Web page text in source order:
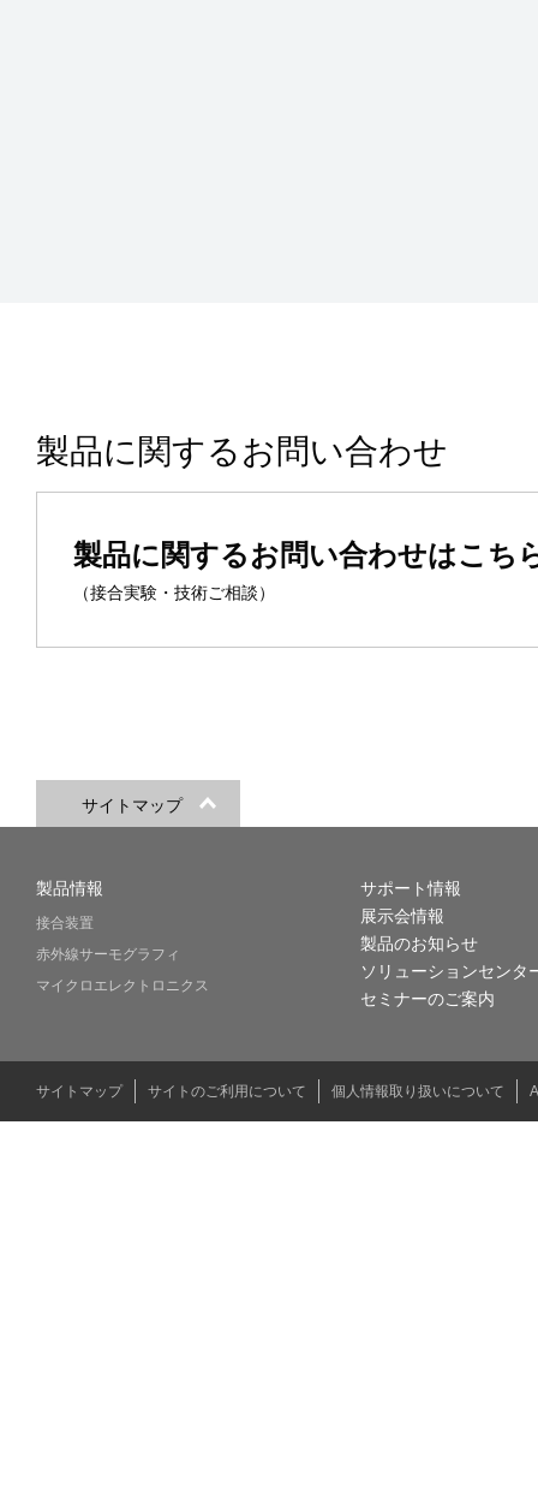
製品に関するお問い合わせ
製品に関するお問い合わせはこち
（接合実験・技術ご相談）
サイトマップ
製品情報
接合装置
赤外線サーモグラフィ
マイクロエレクトロニクス
サポート情報
展示会情報
製品のお知らせ
ソリューションセンタ
セミナーのご案内
サイトマップ サイトのご利用について 個人情報取り扱いについて